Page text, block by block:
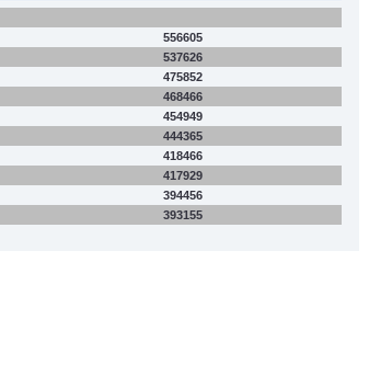
556605
537626
475852
468466
454949
444365
418466
417929
394456
393155